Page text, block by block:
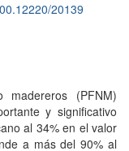
20139
(PFNM)
y significativo
al 34% en el valor
a más del 90% al